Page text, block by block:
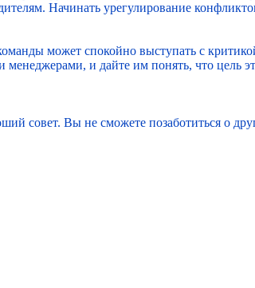
Начинать урегулирование
может спокойно выступать с
и дайте им понять, что цель
совет. Вы не сможете позаботиться о